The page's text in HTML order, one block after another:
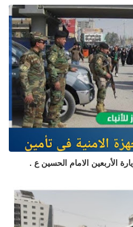
الأربعين الامام الحسين ع .